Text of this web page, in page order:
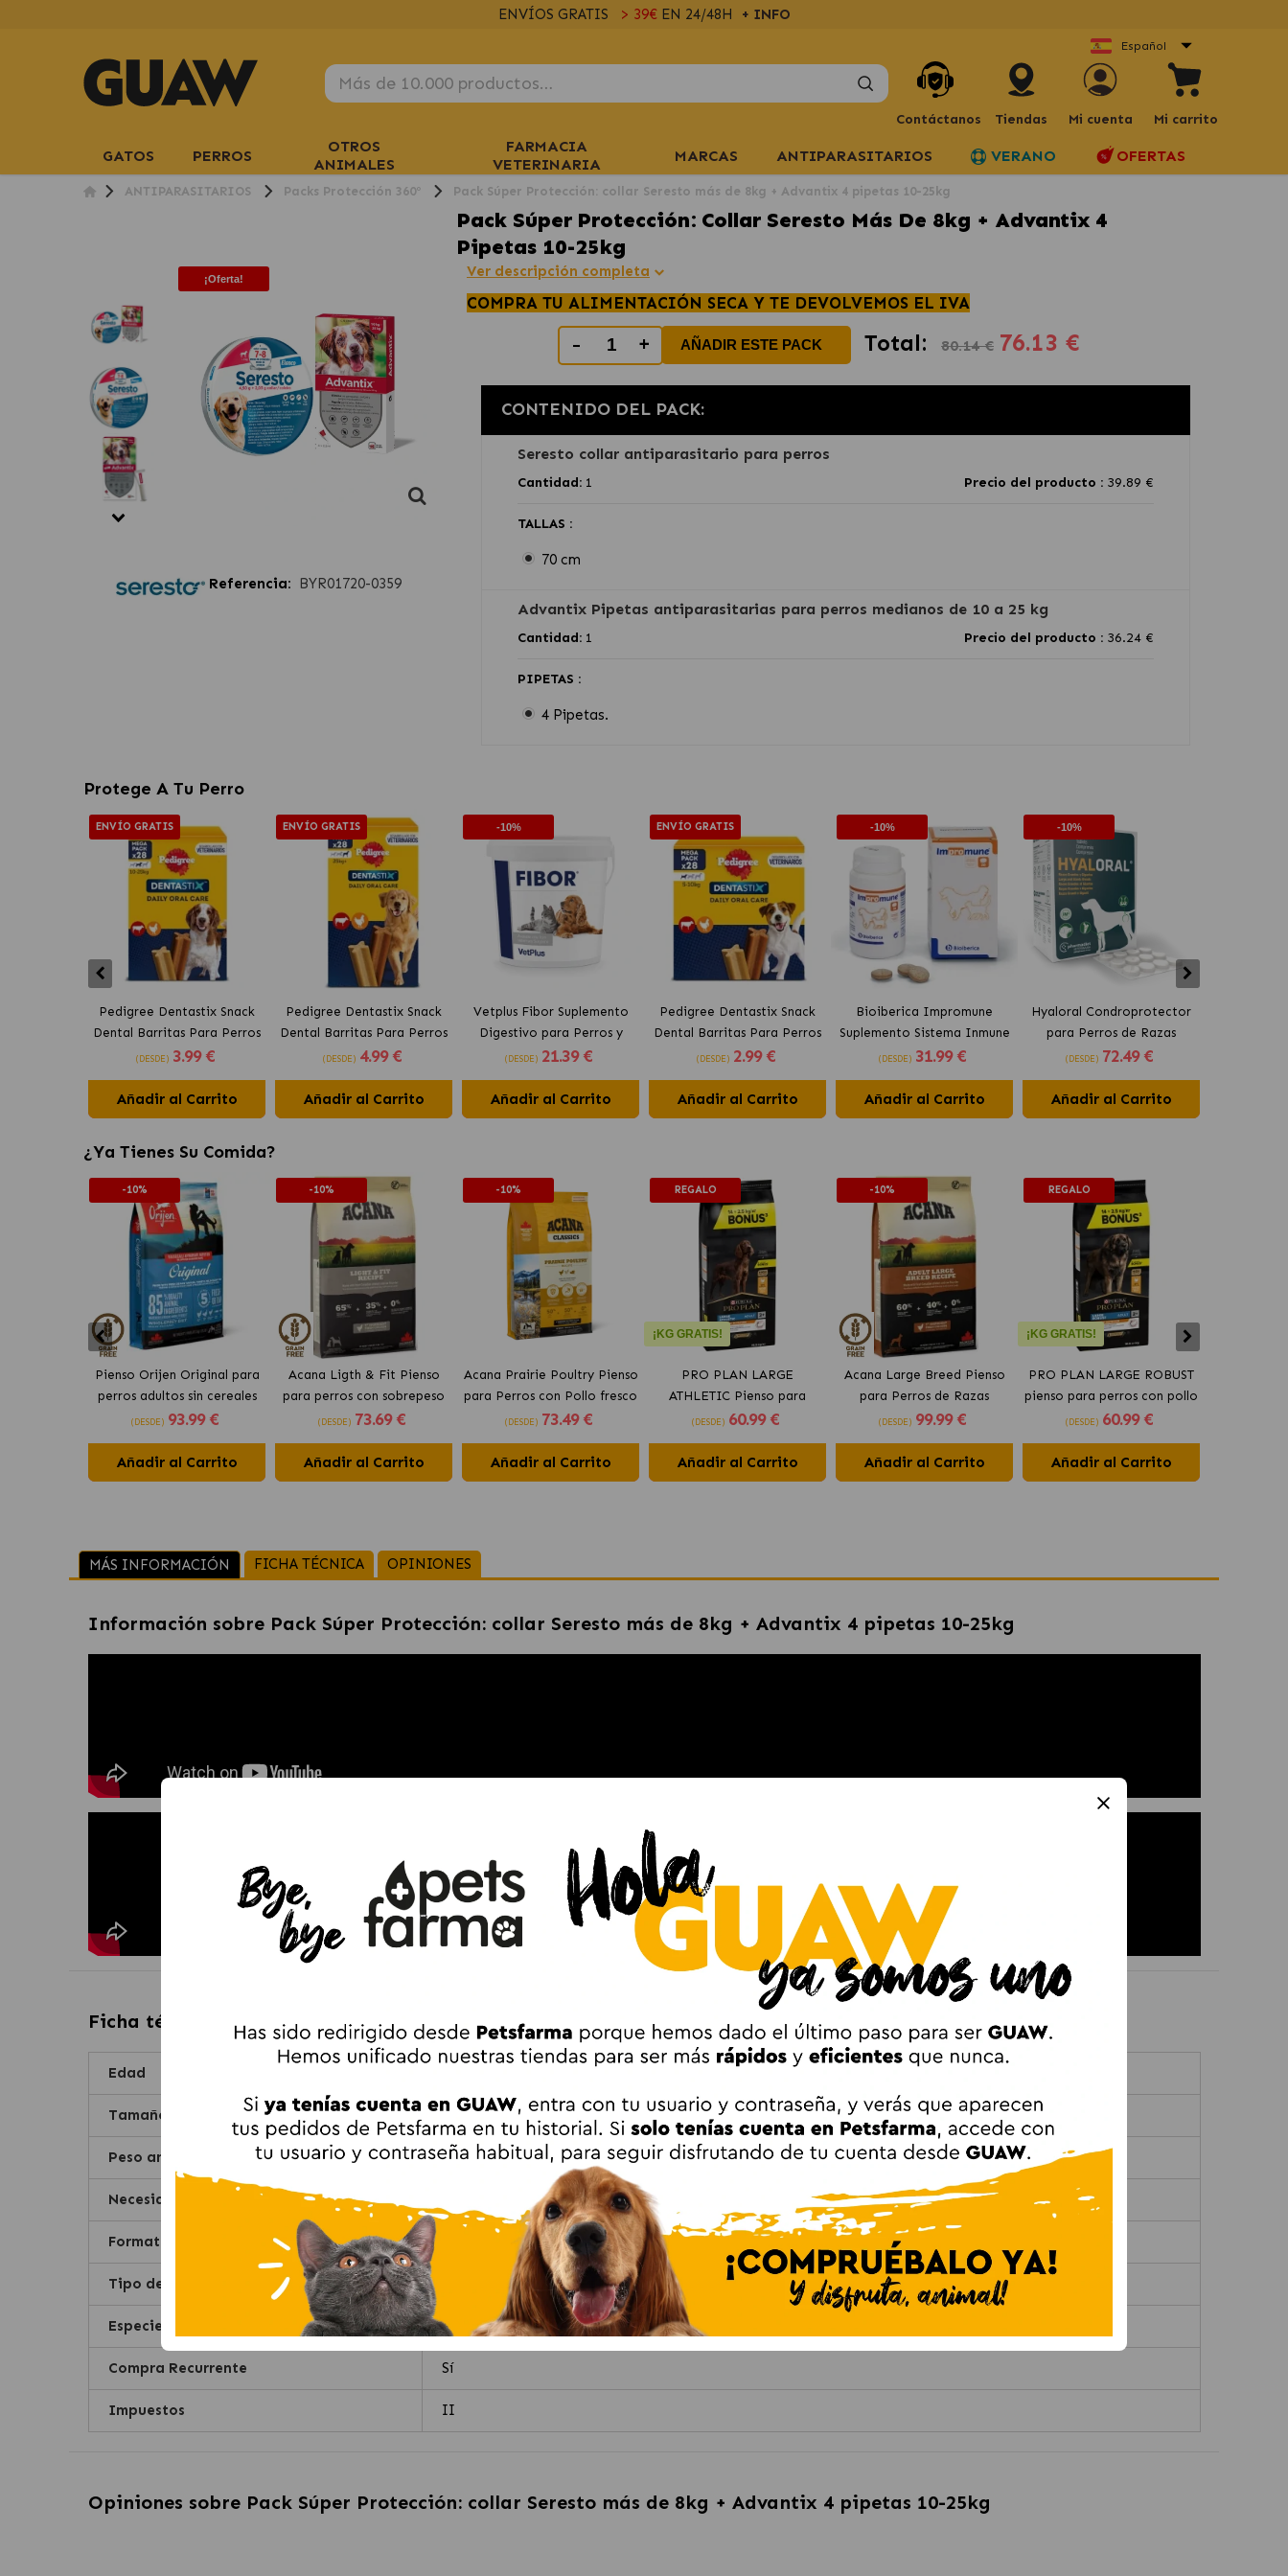
ENVÍOS GRATIS > 39€EN 24/48H + INFO
Español
Contáctanos Tiendas Mi cuenta Mi carrito
GATOS PERROS
OTROS
ANIMALES
FARMACIA
VETERINARIA
MARCAS ANTIPARASITARIOS VERANO OFERTAS
ANTIPARASITARIOS Packs Protección 360º Pack Súper Protección: collar Seresto más de 8kg + Advantix 4 pipetas 10-25kg
Pack Súper Protección: Collar Seresto Más De 8kg + Advantix 4
Pipetas 10-25kg
¡Oferta!
Referencia: BYR01720-0359
Ver descripción completa
COMPRA TU ALIMENTACIÓN SECA Y TE DEVOLVEMOS EL IVA
Total: 80.14 € 76.13 €
- + AÑADIR ESTE PACK
CONTENIDO DEL PACK:
Seresto collar antiparasitario para perros
Cantidad:1 Precio del producto :39.89 €
TALLAS :
70 cm
Advantix Pipetas antiparasitarias para perros medianos de 10 a 25 kg
Cantidad:1 Precio del producto :36.24 €
PIPETAS :
4 Pipetas.
Protege A Tu Perro
ENVÍO GRATIS
Pedigree Dentastix Snack
Dental Barritas Para Perros
Medianos 10-25 kg
(DESDE) 3.99 €
Añadir al Carrito
ENVÍO GRATIS
Pedigree Dentastix Snack
Dental Barritas Para Perros
Grandes +25 kg
(DESDE) 4.99 €
Añadir al Carrito
-10%
Vetplus Fibor Suplemento
Digestivo para Perros y
Gatos
(DESDE) 21.39 €
Añadir al Carrito
ENVÍO GRATIS
Pedigree Dentastix Snack
Dental Barritas Para Perros
Pequeños 5-10 kg
(DESDE) 2.99 €
Añadir al Carrito
-10%
Bioiberica Impromune
Suplemento Sistema Inmune
para Perros y Gatos
(DESDE) 31.99 €
Añadir al Carrito
-10%
Hyaloral Condroprotector
para Perros de Razas
Grandes Pharmadiet
(DESDE) 72.49 €
Añadir al Carrito
¿Ya Tienes Su Comida?
-10%
Pienso Orijen Original para
perros adultos sin cereales
de pollo
(DESDE) 93.99 €
Añadir al Carrito
-10%
Acana Ligth & Fit Pienso
para perros con sobrepeso
con pollo fresco
(DESDE) 73.69 €
Añadir al Carrito
-10%
Acana Prairie Poultry Pienso
para Perros con Pollo fresco
(DESDE) 73.49 €
Añadir al Carrito
REGALO
¡KG GRATIS!
PRO PLAN LARGE
ATHLETIC Pienso para
perros con pollo
(DESDE) 60.99 €
Añadir al Carrito
-10%
Acana Large Breed Pienso
para Perros de Razas
Grandes con Pollo
(DESDE) 99.99 €
Añadir al Carrito
REGALO
¡KG GRATIS!
PRO PLAN LARGE ROBUST
pienso para perros con pollo
(DESDE) 60.99 €
Añadir al Carrito
MÁS INFORMACIÓN FICHA TÉCNICA OPINIONES
Información sobre Pack Súper Protección: collar Seresto más de 8kg + Advantix 4 pipetas 10-25kg
Ficha técnica de Pack Súper Protección: collar Seresto más de 8kg + Advantix 4 pipetas 10-25kg
Edad Mayores / Senior, Junior, Cachorro / Puppy, Adulto
Tamaño Mediano
Peso animal 10-25
Necesidades especiales Antiparasitario
Formato Collar, Pipetas
Tipo de parásito Garrapatas, Mosquito, Pulgas
Especie Perro
Compra Recurrente Sí
Impuestos II
Opiniones sobre Pack Súper Protección: collar Seresto más de 8kg + Advantix 4 pipetas 10-25kg